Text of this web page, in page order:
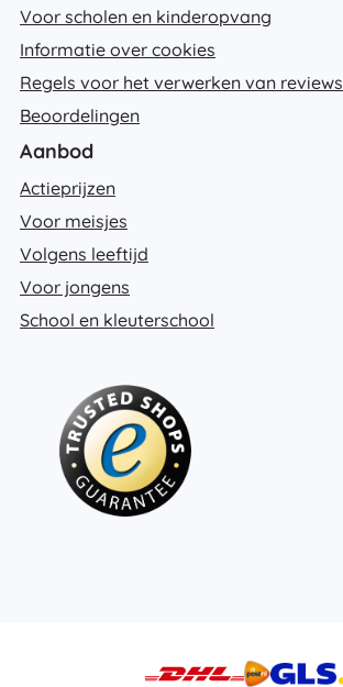
Voor scholen en kinderopvang
Informatie over cookies
Regels voor het verwerken van reviews
Beoordelingen
Aanbod
Actieprijzen
Voor meisjes
Volgens leeftijd
Voor jongens
School en kleuterschool